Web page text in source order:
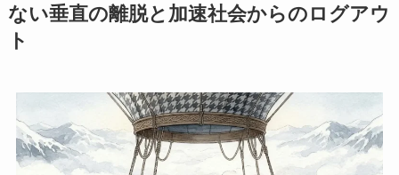
ない垂直の離脱と加速社会からのログアウ
ト